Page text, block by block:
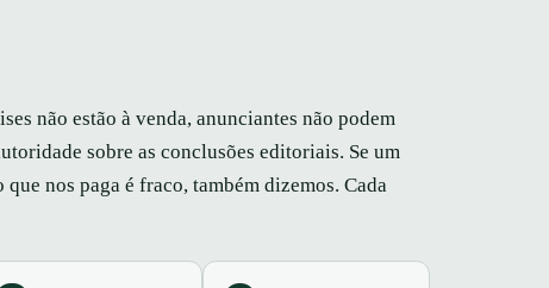
não estão à venda, anunciantes não podem
sobre as conclusões editoriais. Se um
nos paga é fraco, também dizemos. Cada